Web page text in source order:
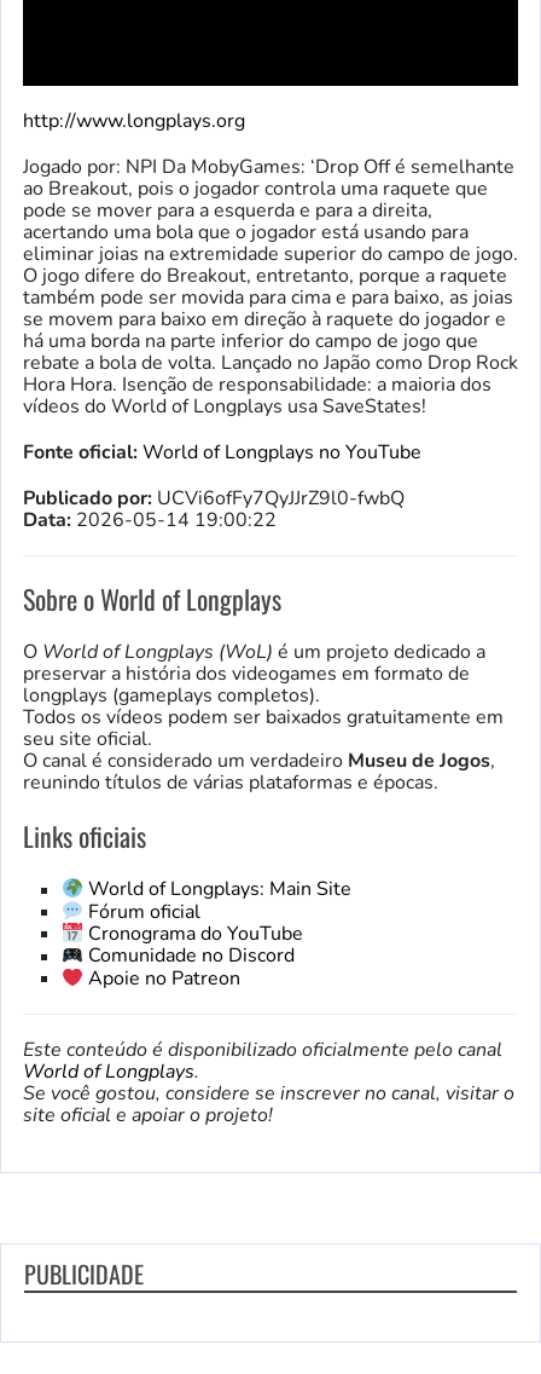
http://www.longplays.org
Jogado por: NPI Da MobyGames: ‘Drop Off é semelhante
ao Breakout, pois o jogador controla uma raquete que
pode se mover para a esquerda e para a direita,
acertando uma bola que o jogador está usando para
eliminar joias na extremidade superior do campo de jogo.
O jogo difere do Breakout, entretanto, porque a raquete
também pode ser movida para cima e para baixo, as joias
se movem para baixo em direção à raquete do jogador e
há uma borda na parte inferior do campo de jogo que
rebate a bola de volta. Lançado no Japão como Drop Rock
Hora Hora. Isenção de responsabilidade: a maioria dos
vídeos do World of Longplays usa SaveStates!
Fonte oficial:World of Longplays no YouTube
Publicado por: UCVi6ofFy7QyJJrZ9l0-fwbQ
Data: 2026-05-14 19:00:22
Sobre o World of Longplays
O World of Longplays (WoL) é um projeto dedicado a
preservar a história dos videogames em formato de
longplays (gameplays completos).
Todos os vídeos podem ser baixados gratuitamente em
seu site oficial.
O canal é considerado um verdadeiro Museu de Jogos,
reunindo títulos de várias plataformas e épocas.
Links oficiais
World of Longplays: Main Site
Fórum oficial
Cronograma do YouTube
Comunidade no Discord
Apoie no Patreon
Este conteúdo é disponibilizado oficialmente pelo canal
World of Longplays.
Se você gostou, considere se inscrever no canal, visitar o
site oficial e apoiar o projeto!
PUBLICIDADE